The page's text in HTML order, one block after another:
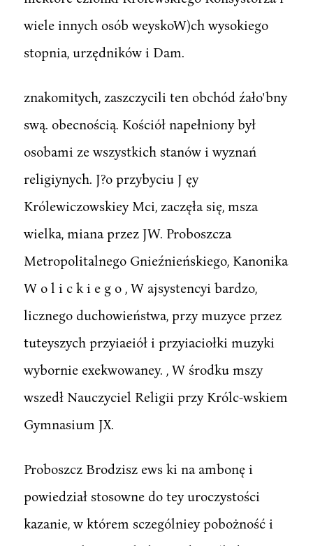
wiele innych osób weyskoW)ch wysokiego
stopnia, urzędników i Dam.
znakomitych, zaszczycili ten obchód źało'bny
swą. obecnością. Kościół napełniony był
osobami ze wszystkich stanów i wyznań
religiynych. J?o przybyciu J ęy
Królewiczowskiey Mci, zaczęła się, msza
wielka, miana przez JW. Proboszcza
Metropolitalnego Gnieźnieńskiego, Kanonika
W o l i c k i e g o , W ajsystencyi bardzo,
licznego duchowieństwa, przy muzyce przez
tuteyszych przyiaeiół i przyiaciołki muzyki
wybornie exekwowaney. , W środku mszy
wszedł Nauczyciel Religii przy Królc-wskiem
Gymnasium JX.
Proboszcz Brodzisz ews ki na ambonę i
powiedział stosowne do tey uroczystości
kazanie, w którem sczególniey pobożność i